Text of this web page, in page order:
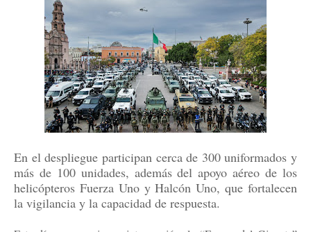
En el despliegue participan cerca de 300 uniformados y
más de 100 unidades, además del apoyo aéreo de los
helicópteros Fuerza Uno y Halcón Uno, que fortalecen
la vigilancia y la capacidad de respuesta.